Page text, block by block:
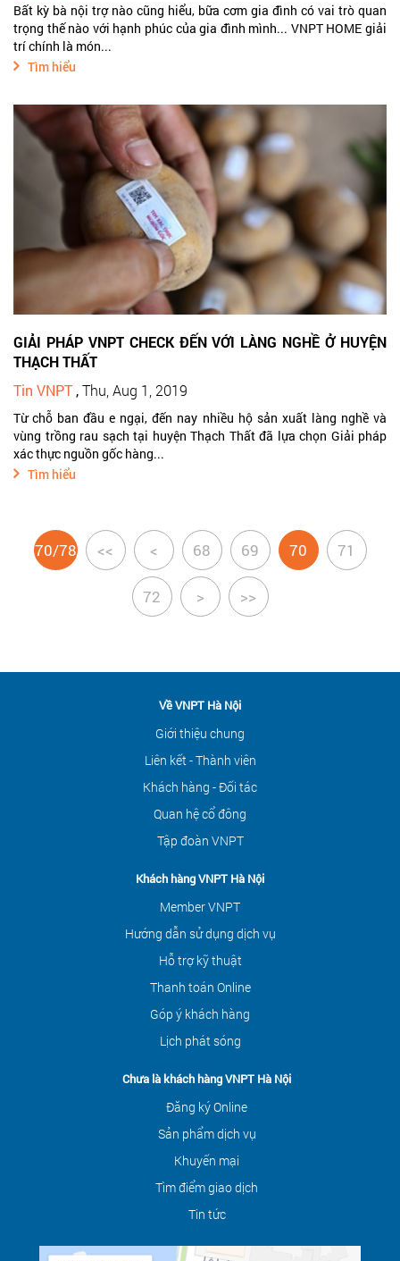
Bất kỳ bà nội trợ nào cũng hiểu, bữa cơm gia đình có vai trò quan
trọng thế nào với hạnh phúc của gia đình mình... VNPT HOME giải
trí chính là món...
Tìm hiểu
GIẢI PHÁP VNPT CHECK ĐẾN VỚI LÀNG NGHỀ Ở HUYỆN
THẠCH THẤT
Tin VNPT ,Thu, Aug 1, 2019
Từ chỗ ban đầu e ngại, đến nay nhiều hộ sản xuất làng nghề và
vùng trồng rau sạch tại huyện Thạch Thất đã lựa chọn Giải pháp
xác thực nguồn gốc hàng...
Tìm hiểu
70/78 << < 68 69 70 71
72 > >>
Về VNPT Hà Nội
Giới thiệu chung
Liên kết - Thành viên
Khách hàng - Đối tác
Quan hệ cổ đông
Tập đoàn VNPT
Khách hàng VNPT Hà Nội
Member VNPT
Hướng dẫn sử dụng dịch vụ
Hỗ trợ kỹ thuật
Thanh toán Online
Góp ý khách hàng
Lịch phát sóng
Chưa là khách hàng VNPT Hà Nội
Đăng ký Online
Sản phẩm dịch vụ
Khuyến mại
Tìm điểm giao dịch
Tin tức